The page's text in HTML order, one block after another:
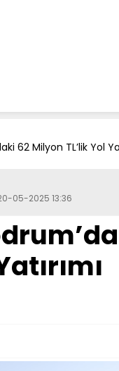
62 Milyon TL’lik Yol
05-2025 13:36